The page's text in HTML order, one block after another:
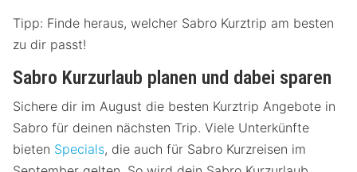
Tipp: Finde heraus, welcher Sabro Kurztrip am besten
zu dir passt!
Sabro Kurzurlaub planen und dabei sparen
Sichere dir im August die besten Kurztrip Angebote in
Sabro für deinen nächsten Trip. Viele Unterkünfte
bieten Specials, die auch für Sabro Kurzreisen im